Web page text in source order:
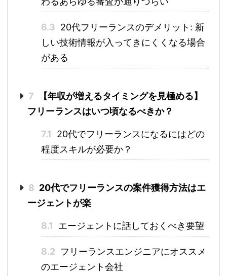
6.3 20代フリーランスのデメリット: 新
しい技術情報が入ってきにくくなる場合
がある
7
【年収が増えるタイミングを見極める】
フリーランスはいつ頃なるべきか？
7.1
20代でフリーランスになるにはどの
程度スキルが必要か？
8 20代でフリーランスの案件獲得方法はエ
ージェントが楽
8.1 エージェントに話しておくべき要望
8.2
フリーランスエンジニアにオススメ
のエージェント会社